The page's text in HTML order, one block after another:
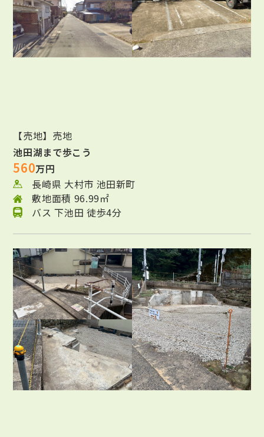
【売地】売地
池田湖まで歩こう
560万円
長崎県 大村市 池田新町
敷地面積 96.99㎡
バス 下池田 徒歩4分